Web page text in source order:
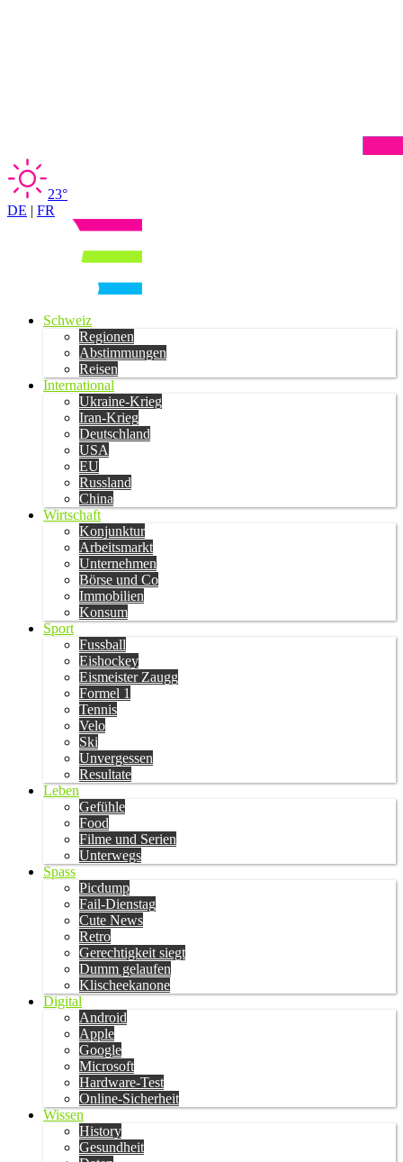
23°
DE | FR
Schweiz
Regionen
Abstimmungen
Reisen
International
Ukraine-Krieg
Iran-Krieg
Deutschland
USA
EU
Russland
China
Wirtschaft
Konjunktur
Arbeitsmarkt
Unternehmen
Börse und Co
Immobilien
Konsum
Sport
Fussball
Eishockey
Eismeister Zaugg
Formel 1
Tennis
Velo
Ski
Unvergessen
Resultate
Leben
Gefühle
Food
Filme und Serien
Unterwegs
Spass
Picdump
Fail-Dienstag
Cute News
Retro
Gerechtigkeit siegt
Dumm gelaufen
Klischeekanone
Digital
Android
Apple
Google
Microsoft
Hardware-Test
Online-Sicherheit
Wissen
History
Gesundheit